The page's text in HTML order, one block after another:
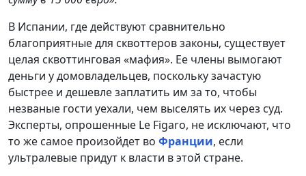
В Испании, где действуют сравнительно
благоприятные для сквоттеров законы, существует
целая сквоттинговая «мафия». Ее члены вымогают
деньги у домовладельцев, поскольку зачастую
быстрее и дешевле заплатить им за то, чтобы
незваные гости уехали, чем выселять их через суд.
Эксперты, опрошенные Le Figaro, не исключают, что
то же самое произойдет во Франции, если
ультралевые придут к власти в этой стране.